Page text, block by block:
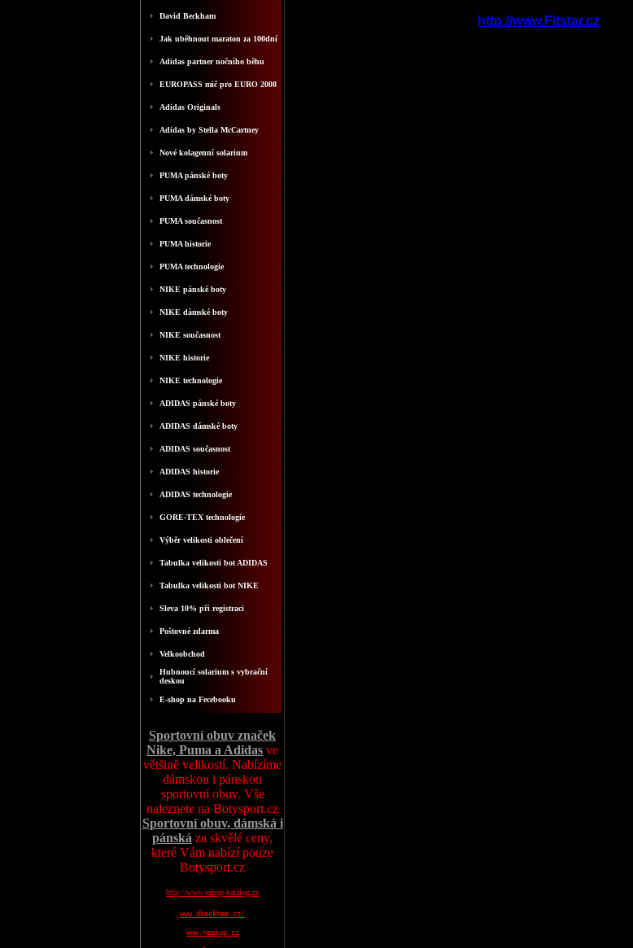
David Beckham
Jak uběhnout maraton za 100dní
Adidas partner nočního běhu
EUROPASS mič pro EURO 2008
Adidas Originals
Adidas by Stella McCartney
Nové kolagenní solarium
PUMA pánské boty
PUMA dámské boty
PUMA současnost
PUMA historie
PUMA technologie
NIKE pánské boty
NIKE dámské boty
NIKE současnost
NIKE historie
NIKE technologie
ADIDAS pánské boty
ADIDAS dámské boty
ADIDAS současnost
ADIDAS historie
ADIDAS technologie
GORE-TEX technologie
Výběr velikosti oblečení
Tabulka velikosti bot ADIDAS
Tabulka velikosti bot NIKE
Sleva 10% při registraci
Poštovné zdarma
Velkoobchod
Hubnoucí solarium s vybrační
deskou
E-shop na Fecebooku
Sportovní obuv značek
Nike, Puma a Adidas ve
většině velikostí. Nabízíme
dámskou i pánskou
sportovní obuv. Vše
naleznete na Botysport.cz
Sportovní obuv, dámská i
pánská za skvělé ceny,
které Vám nabízí pouze
Botysport.cz
http://www.eshop-katalog.cz
www.dbeckham.cz/
www.naakup.cz
http://www.Fitstar.cz